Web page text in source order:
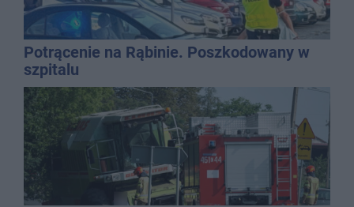
Potrącenie na Rąbinie. Poszkodowany w
szpitalu